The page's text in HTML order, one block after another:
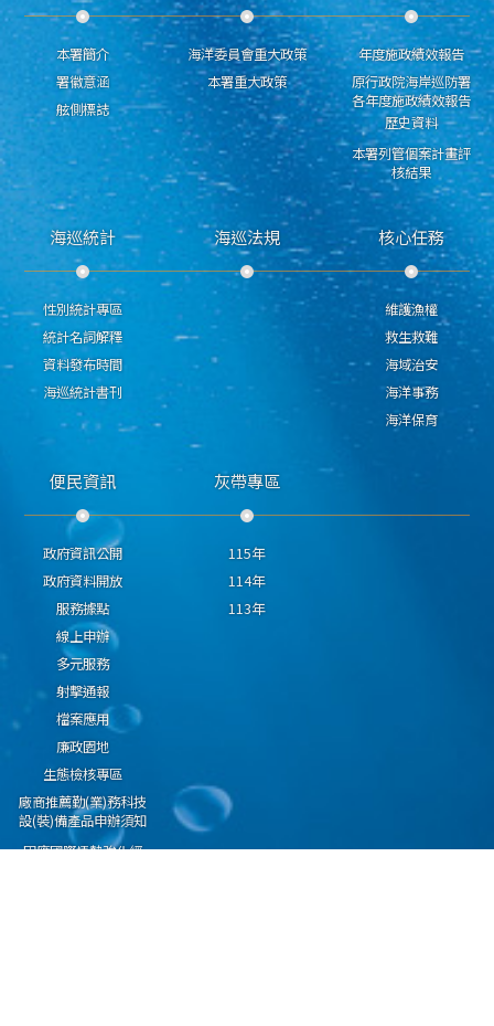
本署簡介
署徽意涵
舷側標誌
海洋委員會重大政策
本署重大政策
年度施政績效報告
原行政院海岸巡防署
各年度施政績效報告
歷史資料
本署列管個案計畫評
核結果
海巡統計
性別統計專區
統計名詞解釋
資料發布時間
海巡統計書刊
海巡法規 核心任務
維護漁權
救生救難
海域治安
海洋事務
海洋保育
便民資訊
政府資訊公開
政府資料開放
服務據點
線上申辦
多元服務
射擊通報
檔案應用
廉政園地
生態檢核專區
廠商推薦勤(業)務科技
設(裝)備產品申辦須知
因應國際情勢強化經
灰帶專區
115年
114年
113年